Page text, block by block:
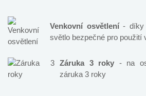
Venkovní osvětlení- díky
světlo bezpečné pro použití
Záruka 3 roky - na
záruka 3 roky